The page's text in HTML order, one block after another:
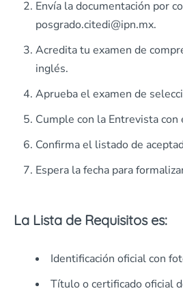
Envía la documentación por
posgrado.citedi@ipn.mx.
Acredita tu examen de
inglés.
Aprueba el examen de
Cumple con la Entrevista con
Confirma el listado de
Espera la fecha para
La Lista de Requisitos es:
Identificación oficial con
Título o certificado oficial